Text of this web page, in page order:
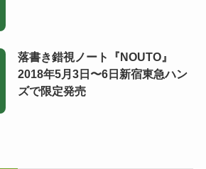
落書き錯視ノート『NOUTO』
2018年5月3日〜6日新宿東急ハン
ズで限定発売